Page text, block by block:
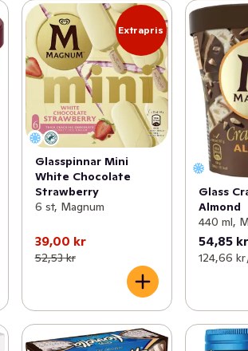
Extrapris
Glasspinnar Mini
White Chocolate
Strawberry
6 st, Magnum
39,00 kr
52,53 kr
Glass
Almond
440 ml,
54,85 kr
124,66 kr